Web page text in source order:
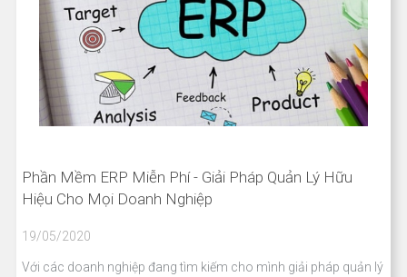
Phần Mềm ERP Miễn Phí - Giải Pháp Quản Lý Hữu
Hiệu Cho Mọi Doanh Nghiệp
19/05/2020
Với các doanh nghiệp đang tìm kiếm cho mình giải pháp quản lý